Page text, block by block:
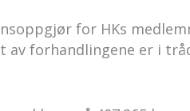
for HKs
av forhandlingene er i